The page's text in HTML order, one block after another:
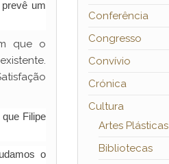
um
que o
Filipe
o
Conferência
Congresso
Convívio
Crónica
Cultura
Artes Plásticas
Bibliotecas